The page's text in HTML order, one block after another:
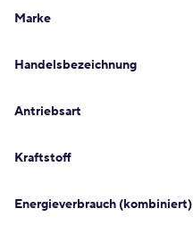
Marke
Handelsbezeichnung
Antriebsart
Kraftstoff
Energieverbrauch (kombiniert)